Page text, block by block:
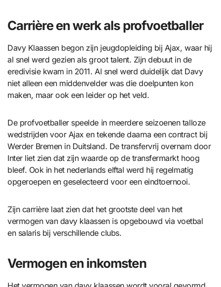
Carrière en werk als profvoetballer
Davy Klaassen begon zijn jeugdopleiding bij Ajax, waar hij
al snel werd gezien als groot talent. Zijn debuut in de
eredivisie kwam in 2011. Al snel werd duidelijk dat Davy
niet alleen een middenvelder was die doelpunten kon
maken, maar ook een leider op het veld.
De profvoetballer speelde in meerdere seizoenen talloze
wedstrijden voor Ajax en tekende daarna een contract bij
Werder Bremen in Duitsland. De transfervrij overnam door
Inter liet zien dat zijn waarde op de transfermarkt hoog
bleef. Ook in het nederlands elftal werd hij regelmatig
opgeroepen en geselecteerd voor een eindtoernooi.
Zijn carrière laat zien dat het grootste deel van het
vermogen van davy klaassen is opgebouwd via voetbal
en salaris bij verschillende clubs.
Vermogen en inkomsten